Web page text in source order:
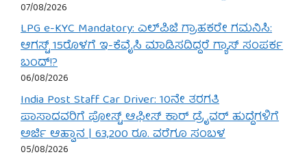
07/08/2026
LPG e-KYC Mandatory: ಎಲ್‌ಪಿಜಿ ಗ್ರಾಹಕರೇ ಗಮನಿಸಿ:
ಆಗಸ್ಟ್ 15ರೊಳಗೆ ಇ-ಕೆವೈಸಿ ಮಾಡಿಸದಿದ್ದರೆ ಗ್ಯಾಸ್ ಸಂಪರ್ಕ
ಬಂದ್!?
06/08/2026
India Post Staff Car Driver: 10ನೇ ತರಗತಿ
ಪಾಸಾದವರಿಗೆ ಪೋಸ್ಟ್ ಆಫೀಸ್ ಕಾರ್ ಡ್ರೈವರ್ ಹುದ್ದೆಗಳಿಗೆ
ಅರ್ಜಿ ಆಹ್ವಾನ | 63,200 ರೂ. ವರೆಗೂ ಸಂಬಳ
05/08/2026